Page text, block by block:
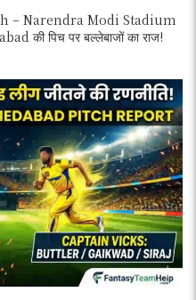
– Narendra Modi Stadium
पिच पर बल्लेबाजों का राज!